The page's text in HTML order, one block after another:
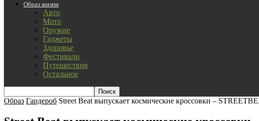
Образ жизни
Авто
Мото
Оружие
Гаджеты
Здоровье
Фестивали
Путешествия
Остальное
Образ Гардероб Street Beat выпускает космические кросcовки –